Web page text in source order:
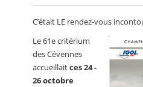
C’était LE rendez-vous
Le 61e critérium
des Cévennes
accueillaitces 24 -
26 octobre